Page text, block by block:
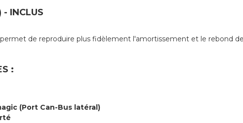
- INCLUS
de reproduire plus fidèlement l'amortissement et le rebond
:
(Port Can-Bus latéral)